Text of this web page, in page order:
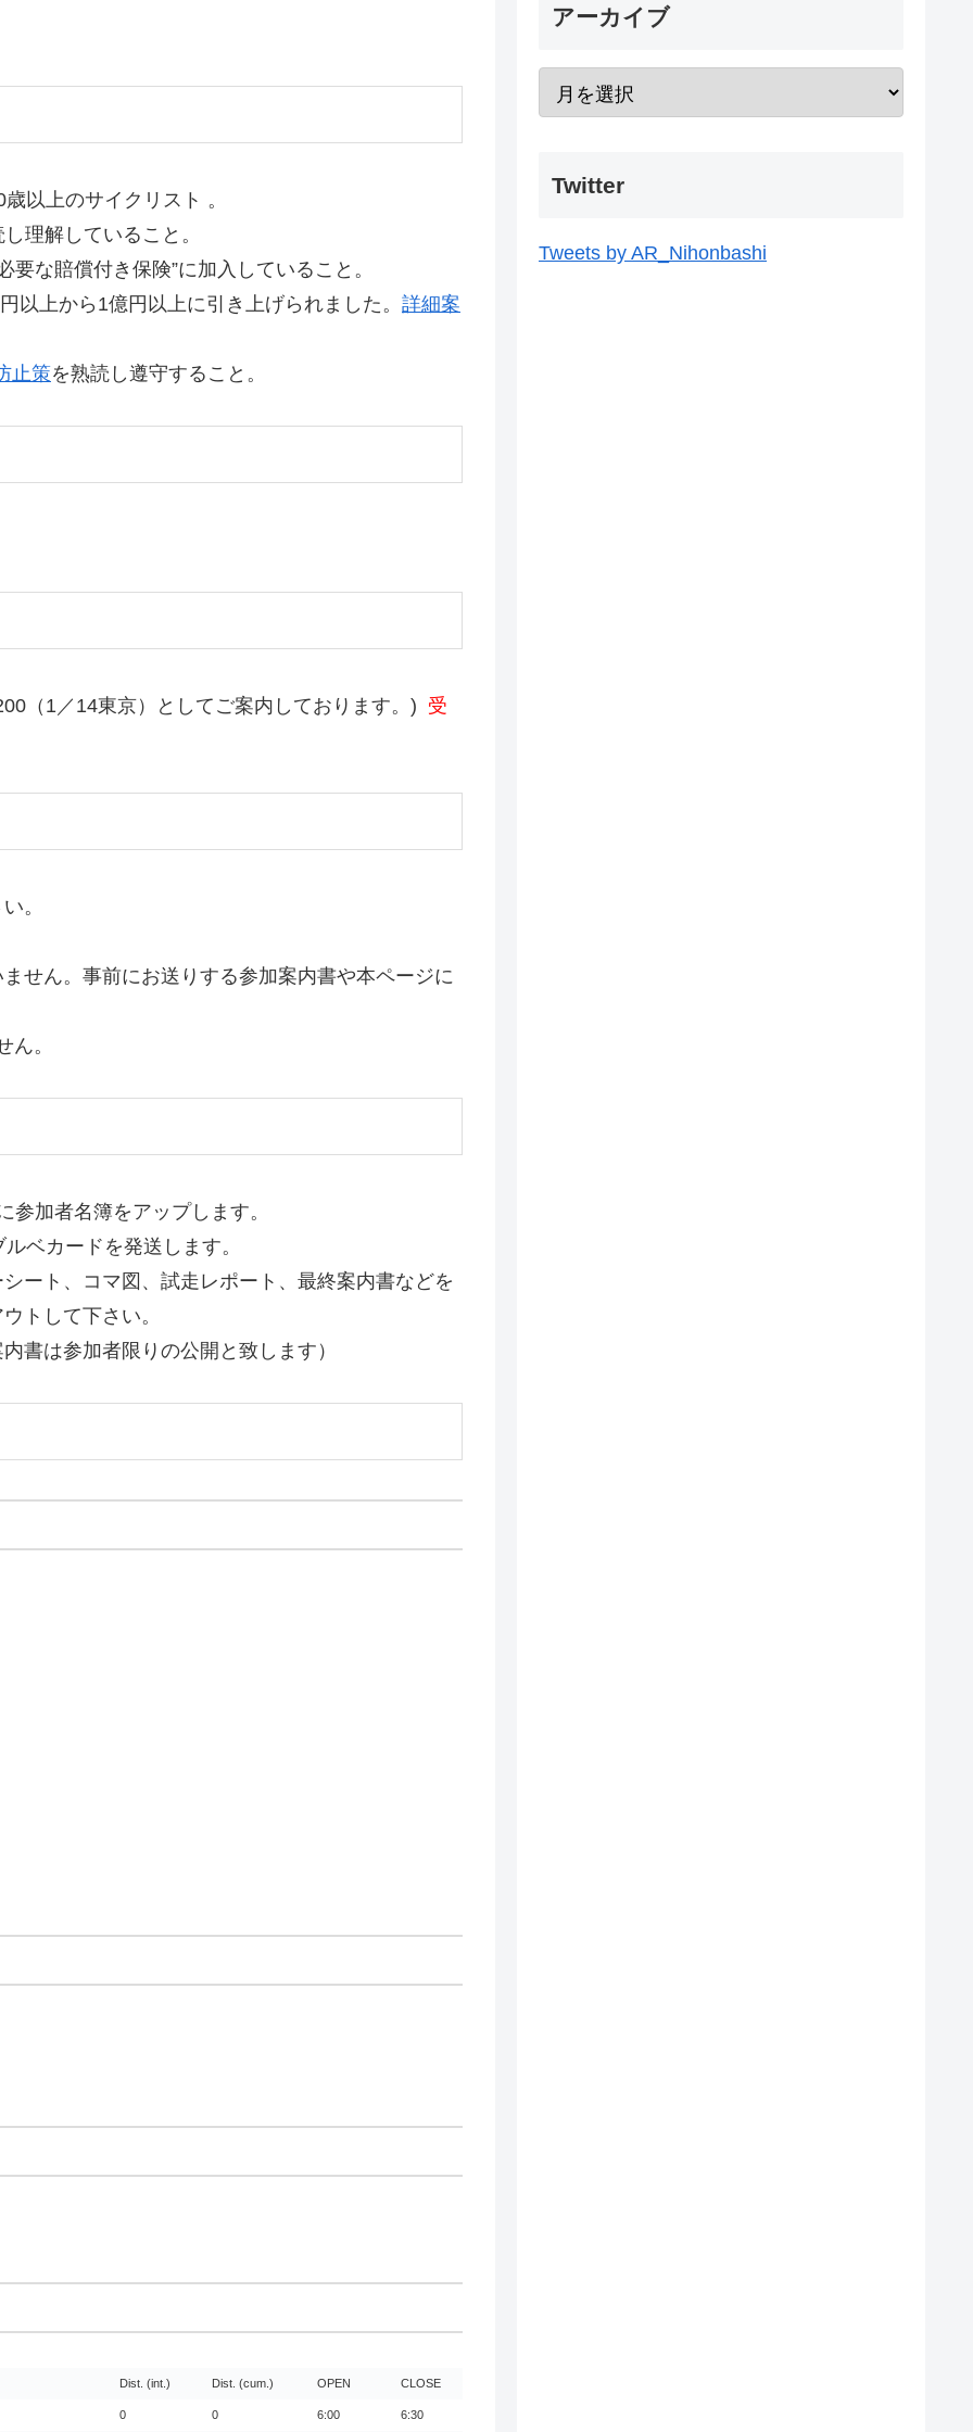
以上のサイクリスト 。
理解していること。
な賠償付き保険”に加入していること。
以上から1億円以上に引き上げられました。 詳細案
止策を熟読し遵守すること。
（1／14東京）としてご案内しております。) 受
。
せん。事前にお送りする参加案内書や本ページに
ん。
加者名簿をアップします。
ベカードを発送します。
ート、コマ図、試走レポート、最終案内書などを
トして下さい。
書は参加者限りの公開と致します）
Dist. (int.) Dist. (cum.) OPEN CLOSE
0 0 6:00 6:30
アーカイブ
Twitter
Tweets by AR_Nihonbashi